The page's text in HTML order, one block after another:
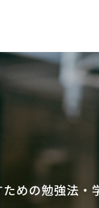
めの勉強法・